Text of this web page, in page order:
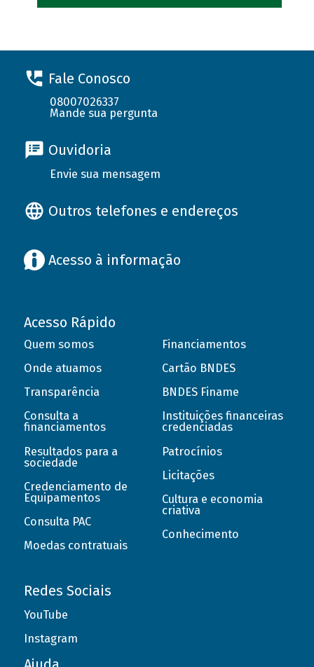
Fale Conosco
08007026337
Mande sua pergunta
Ouvidoria
Envie sua mensagem
Outros telefones e endereços
Acesso à informação
Acesso Rápido
Quem somos
Onde atuamos
Transparência
Consulta a
financiamentos
Resultados para a
sociedade
Credenciamento de
Equipamentos
Consulta PAC
Moedas contratuais
Financiamentos
Cartão BNDES
BNDES Finame
Instituições financeiras
credenciadas
Patrocínios
Licitações
Cultura e economia
criativa
Conhecimento
Redes Sociais
YouTube
Instagram